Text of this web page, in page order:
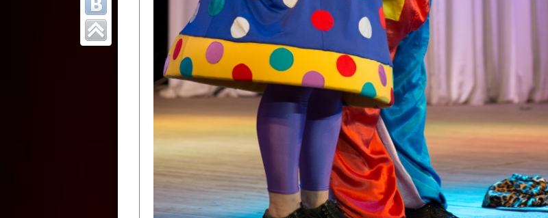
Образцовый эстрадно-цирковой коллектив «Ровесник» Дом культуры с.
Протягайловка, г. Бендеры , руководитель Рогожинер Светлана Георгиевна
Народный цирковой клоунский коллектив «Шари-вари» МУ «Культурно-
досуговый центр «Шелковик» г.Бендеры, руководители Отличные работники
культуры Приднестровской Молдавской Республики Алёна Александровна и
Олег Степанович Райлян;
Народный цирковой коллектив «Энтузиасты» Дома культуры с. Делакеу,
Григориопольского района, руководитель Отличный работник культуры
Приднестровской Молдавской Республики Пётр Петрович Дижмару;
Народный цирковой коллектив «Сперанца» Дома культуры посёлка Красное,
Слободзейского района, руководитель Отличный работник культуры
Приднестровской Молдавской Республики Анжела Владимировна
Казавчинская;